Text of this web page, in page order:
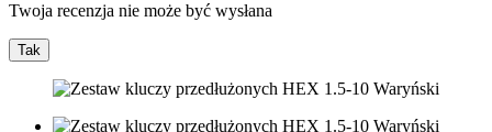
Twoja recenzja nie może być wysłana
Tak